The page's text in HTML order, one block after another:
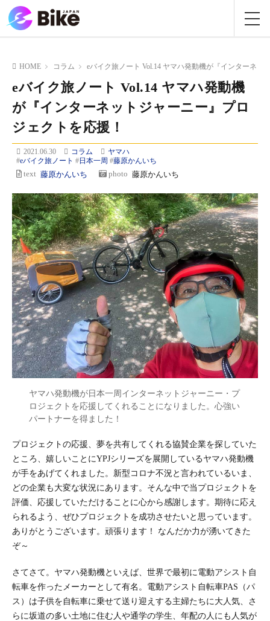
HOME コラム eバイク旅ノート Vol.14 ヤマハ発動機が『インターネッ
eバイク旅ノート Vol.14 ヤマハ発動機
が『インターネットジャーニー』プロ
ジェクトを応援！
2021.06.30 コラム
ヤマハ
#eバイク旅ノート #日本一周 #藤原かんいち
text 藤原かんいち photo 藤原かんいち
ヤマハ発動機が日本一周インターネットジャーニー・プ
ロジェクトを応援してくれることになりました。心強い
パートナーを得ました！
プロジェクトの応援、夢を共有してくれる協賛企業を探していた
ところ、嬉しいことにYPJシリーズを展開しているヤマハ発動機
が手をあげてくれました。新型コロナ不況と言われているいま、
どの企業も大変な状況にあります。そんな中で当プロジェクトを
評価、応援していただけることに心から感謝します。期待に応え
られるよう、ぜひプロジェクトを成功させたいと思っています。
ありがとうございます。頑張ります！ なんだか力が湧いてきた
ぞ～
さてさて。ヤマハ発動機といえば、世界で最初に電動アシスト自
転車を作ったメーカーとして有名。電動アシスト自転車PAS（パ
ス）は子供を自転車に乗せて送り迎えする主婦たちに大人気、さ
らに坂道の多い土地に住む人や通学の学生、年配の人にも人気が